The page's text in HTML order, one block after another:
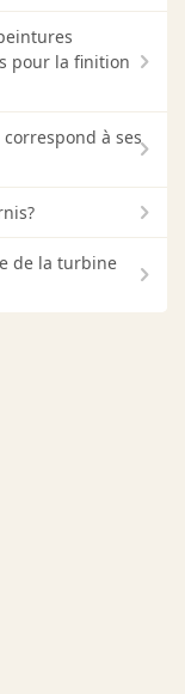
pour la finition
à ses
de la turbine